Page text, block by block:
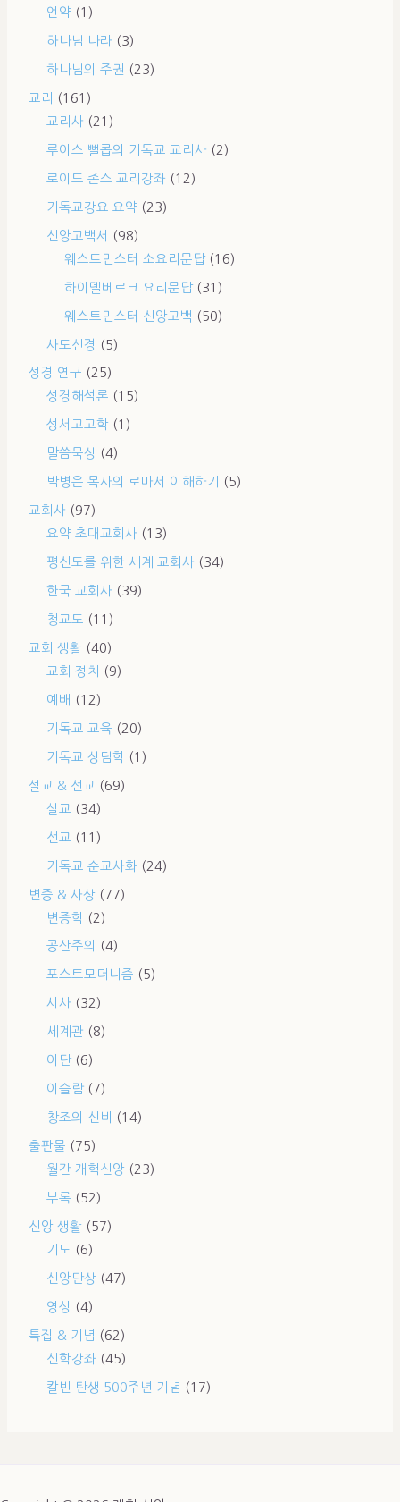
언약 (1)
하나님 나라 (3)
하나님의 주권 (23)
교리
(161)
교리사 (21)
루이스 뻘콥의 기독교 교리사 (2)
로이드 존스 교리강좌 (12)
기독교강요 요약 (23)
신앙고백서
(98)
웨스트민스터 소요리문답(16)
하이델베르크 요리문답(31)
웨스트민스터 신앙고백 (50)
사도신경 (5)
성경 연구 (25)
성경해석론 (15)
성서고고학 (1)
말씀묵상 (4)
박병은 목사의 로마서 이해하기 (5)
교회사 (97)
요약 초대교회사 (13)
평신도를 위한 세계 교회사 (34)
한국 교회사 (39)
청교도 (11)
교회 생활 (40)
교회 정치
(9)
예배 (12)
기독교 교육 (20)
기독교 상담학 (1)
설교 & 선교
(69)
설교
(34)
선교 (11)
기독교 순교사화 (24)
변증 & 사상 (77)
변증학 (2)
공산주의 (4)
포스트모더니즘 (5)
시사 (32)
세계관 (8)
이단 (6)
이슬람 (7)
창조의 신비 (14)
출판물 (75)
월간 개혁신앙 (23)
부록 (52)
신앙 생활 (57)
기도 (6)
신앙단상 (47)
영성 (4)
특집 & 기념 (62)
신학강좌 (45)
칼빈 탄생 500주년 기념 (17)